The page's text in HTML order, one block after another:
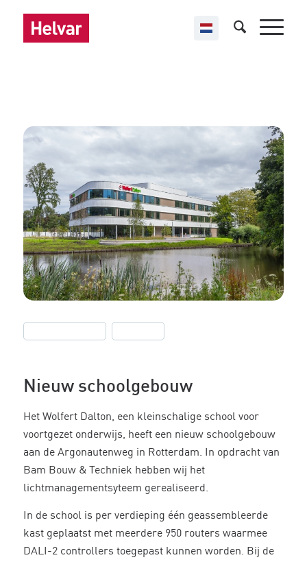
Wolfert Dalton College
Rotterdam
Nieuw schoolgebouw
Het Wolfert Dalton, een kleinschalige school voor
voortgezet onderwijs, heeft een nieuw schoolgebouw
aan de Argonautenweg in Rotterdam. In opdracht van
Bam Bouw & Techniek hebben wij het
lichtmanagementsyteem gerealiseerd.
In de school is per verdieping één geassembleerde
kast geplaatst met meerdere 950 routers waarmee
DALI-2 controllers toegepast kunnen worden. Bij de